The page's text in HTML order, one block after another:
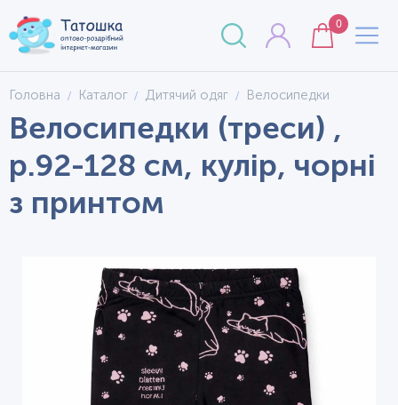
0
Головна Каталог Дитячий одяг Велосипедки
Велосипедки (треси) ,
р.92-128 см, кулір, чорні
з принтом